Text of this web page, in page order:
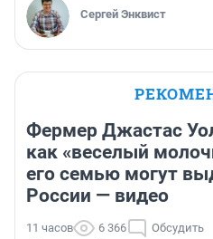
Сергей Энквист
Фермер Джастас
как «веселый
его семью могут
России — видео
11 часов 6 366 Обсудить